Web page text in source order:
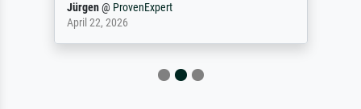
Jürgen@ ProvenExpert
April 22, 2026